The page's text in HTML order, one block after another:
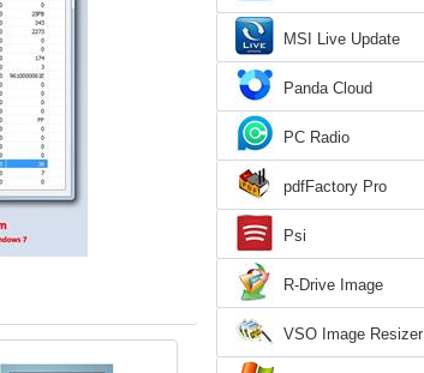
MSI Live Update
Panda Cloud
PC Radio
pdfFactory Pro
Psi
R-Drive Image
VSO Image Resizer